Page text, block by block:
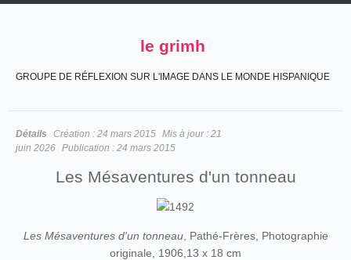
le grimh
GROUPE DE RÉFLEXION SUR L'IMAGE DANS LE MONDE HISPANIQUE
Détails Création : 24 mars 2015 Mis à jour : 21
juin 2026 Publication : 24 mars 2015
Les Mésaventures d'un tonneau
Les Mésaventures d'un tonneau, Pathé-Frères, Photographie
originale, 1906,13 x 18 cm